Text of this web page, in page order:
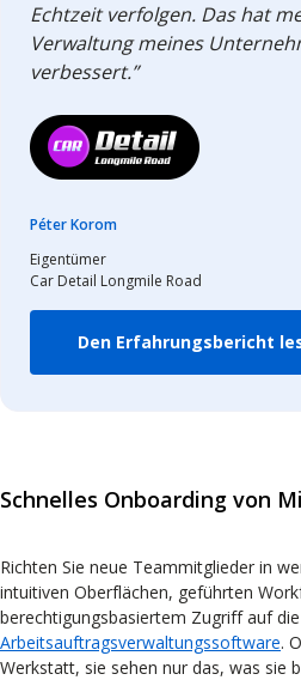
Echtzeit verfolgen. Das hat
Verwaltung meines
verbessert.”
Péter Korom
Eigentümer
Car Detail Longmile Road
Den Erfahrungsbericht
Schnelles Onboarding von
Richten Sie neue Teammitglieder in
intuitiven Oberflächen, geführten
berechtigungsbasiertem Zugriff auf die
Arbeitsauftragsverwaltungssoftware.
Werkstatt, sie sehen nur das, was sie